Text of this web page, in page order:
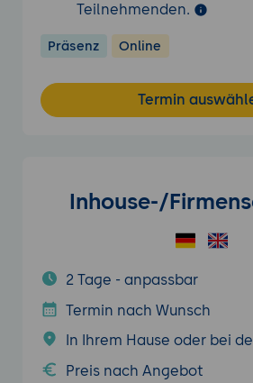
Teilnehmenden.
Präsenz Online
Termin
Inhouse-/
2 Tage - anpassbar
Termin nach Wunsch
In Ihrem Hause oder bei
Preis nach Angebot